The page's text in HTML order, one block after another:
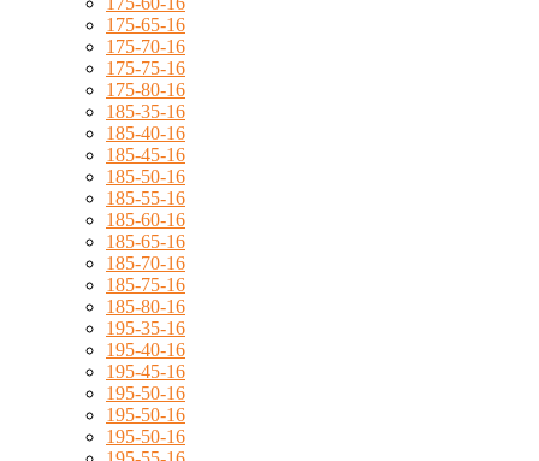
175-65-16
175-70-16
175-75-16
175-80-16
185-35-16
185-40-16
185-45-16
185-50-16
185-55-16
185-60-16
185-65-16
185-70-16
185-75-16
185-80-16
195-35-16
195-40-16
195-45-16
195-50-16
195-50-16
195-50-16